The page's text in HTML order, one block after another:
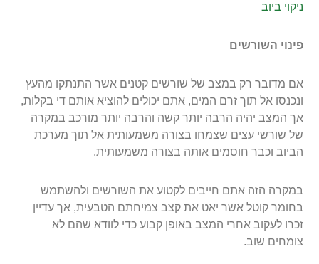
ניקוי ביוב
פינוי השורשים
אם מדובר רק במצב של שורשים קטנים אשר התנתקו מהעץ
ונכנסו אל תוך זרם המים, אתם יכולים להוציא אותם די בקלות,
אך המצב יהיה הרבה יותר קשה והרבה יותר מורכב במקרה
של שורשי עצים שצמחו בצורה משמעותית אל תוך מערכת
הביוב וכבר חוסמים אותה בצורה משמעותית.
במקרה הזה אתם חייבים לקטוע את השורשים ולהשתמש
בחומר קוטל אשר יאט את קצב צמיחתם הטבעית, אך עדיין
זכרו לעקוב אחרי המצב באופן קבוע כדי לוודא שהם לא
צומחים שוב.